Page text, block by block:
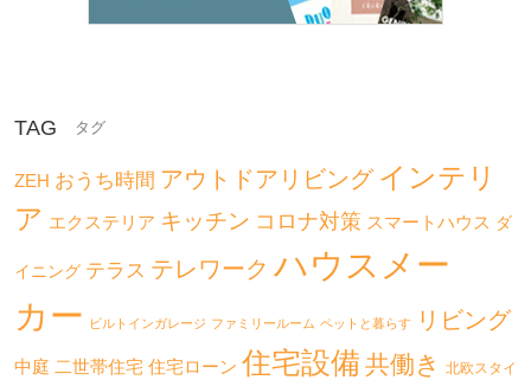
TAG
ZEH おうち時間 アウトドアリビング インテリ
ア エクステリア キッチン コロナ対策 スマートハウス ダ
イニング テラス テレワーク ハウスメー
カー
ビルトインガレージ ファミリールーム ペットと暮らす リビング
中庭 二世帯住宅 住宅ローン 住宅設備 共働き 北欧スタイ